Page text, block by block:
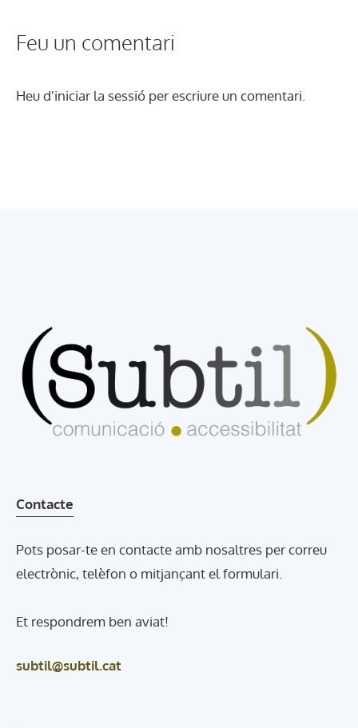
Feu un comentari
Heu d'iniciar la sessió per escriure un comentari.
Contacte
Pots posar-te en contacte amb nosaltres per correu
electrònic, telèfon o mitjançant el formulari.
Et respondrem ben aviat!
subtil@subtil.cat